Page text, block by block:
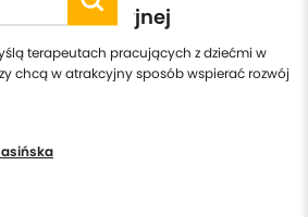
korekcyjnej
terapeutach pracujących z dziećmi w
chcą w atrakcyjny sposób wspierać rozwój